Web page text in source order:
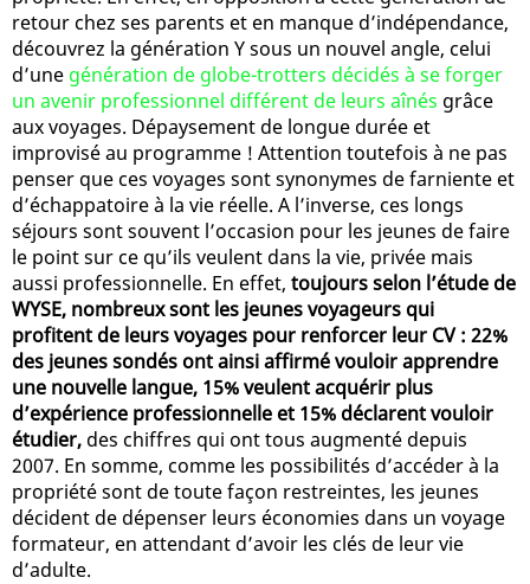
retour chez ses parents et en manque d’indépendance,
découvrez la génération Y sous un nouvel angle, celui
d’une génération de globe-trotters décidés à se forger
un avenir professionnel différent de leurs aînés grâce
aux voyages. Dépaysement de longue durée et
improvisé au programme ! Attention toutefois à ne pas
penser que ces voyages sont synonymes de farniente et
d’échappatoire à la vie réelle. A l’inverse, ces longs
séjours sont souvent l’occasion pour les jeunes de faire
le point sur ce qu’ils veulent dans la vie, privée mais
aussi professionnelle. En effet, toujours selon l’étude de
WYSE, nombreux sont les jeunes voyageurs qui
profitent de leurs voyages pour renforcer leur CV : 22%
des jeunes sondés ont ainsi affirmé vouloir apprendre
une nouvelle langue, 15% veulent acquérir plus
d’expérience professionnelle et 15% déclarent vouloir
étudier, des chiffres qui ont tous augmenté depuis
2007. En somme, comme les possibilités d’accéder à la
propriété sont de toute façon restreintes, les jeunes
décident de dépenser leurs économies dans un voyage
formateur, en attendant d’avoir les clés de leur vie
d’adulte.